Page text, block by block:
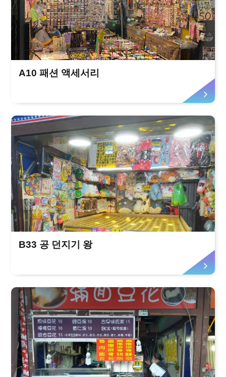
A10 패션 액세서리
B33 공 던지기 왕